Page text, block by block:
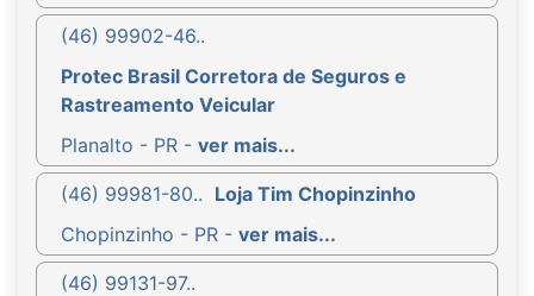
(46) 99902-46..
Protec Brasil Corretora de Seguros e
Rastreamento Veicular
Planalto - PR - ver mais...
(46) 99981-80.. Loja Tim Chopinzinho
Chopinzinho - PR - ver mais...
(46) 99131-97..